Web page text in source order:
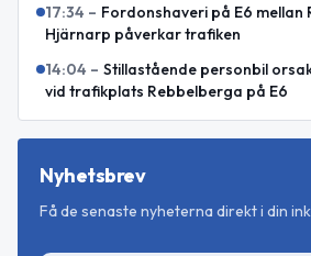
17:34 – Fordonshaveri på E6 mellan
Hjärnarp påverkar trafiken
14:04 – Stillastående personbil
vid trafikplats Rebbelberga på E6
Nyhetsbrev
Få de senaste nyheterna direkt i din